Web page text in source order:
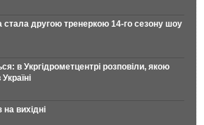
стала другою тренеркою 14-го сезону шоу
в Укргідрометцентрі розповіли, якою
на вихідні